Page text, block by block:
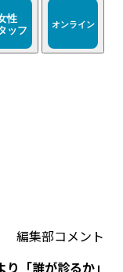
編集部コメント
り「誰が診るか」